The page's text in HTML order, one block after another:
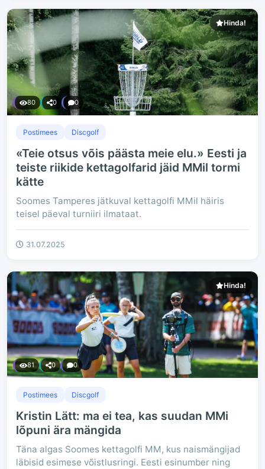
Hinda!
80 0 0
Postimees Discgolf
«Teie otsus võis päästa meie elu.» Eesti ja
teiste riikide kettagolfarid jäid MMil tormi
kätte
Soomes Tamperes jätkuval kettagolfi MMil häiris
teisel päeval turniiri ilmataat.
31.07.2025
Hinda!
81 0 0
Postimees Discgolf
Kristin Lätt: ma ei tea, kas suudan MMi
lõpuni ära mängida
Täna algas Soomes kettagolfi MM, kus naismängijad
läbisid esimese võistlusringi. Eesti esinumber ning